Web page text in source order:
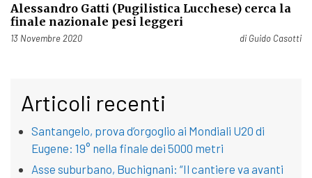
Alessandro Gatti (Pugilistica Lucchese) cerca la
finale nazionale pesi leggeri
Pubblicato il
13 Novembre 2020 di Guido Casotti
Articoli recenti
Santangelo, prova d’orgoglio ai Mondiali U20 di
Eugene: 19° nella finale dei 5000 metri
Asse suburbano, Buchignani: “Il cantiere va avanti